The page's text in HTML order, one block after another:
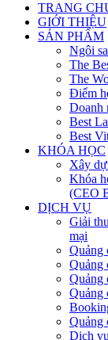
TRANG
GIỚI THIỆU
SẢN PHẨM
Ngôi
The
The
Điểm
Doanh
Best
Best
KHÓA HỌC
Xây
Khóa
(CEO
DỊCH VỤ
Giải
mại
Quảng
Quảng
Quảng
Quảng
Quảng
Dịch